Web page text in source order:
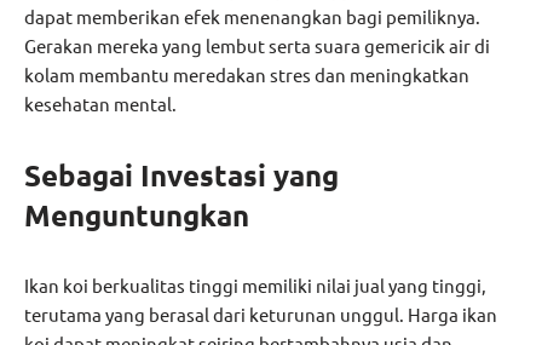
dapat memberikan efek menenangkan bagi pemiliknya.
Gerakan mereka yang lembut serta suara gemericik air di
kolam membantu meredakan stres dan meningkatkan
kesehatan mental.
Sebagai Investasi yang
Menguntungkan
Ikan koi berkualitas tinggi memiliki nilai jual yang tinggi,
terutama yang berasal dari keturunan unggul. Harga ikan